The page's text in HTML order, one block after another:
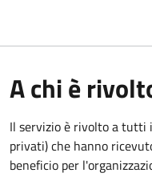
A chi è
Il servizio è rivolto a tutti
privati) che hanno
beneficio per